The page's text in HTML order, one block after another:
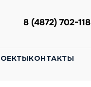
8 (4872) 702-118
КОНТАКТЫ